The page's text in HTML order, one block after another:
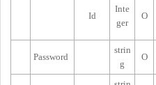
Id
Inte
ger
O
Password
strin
g
O